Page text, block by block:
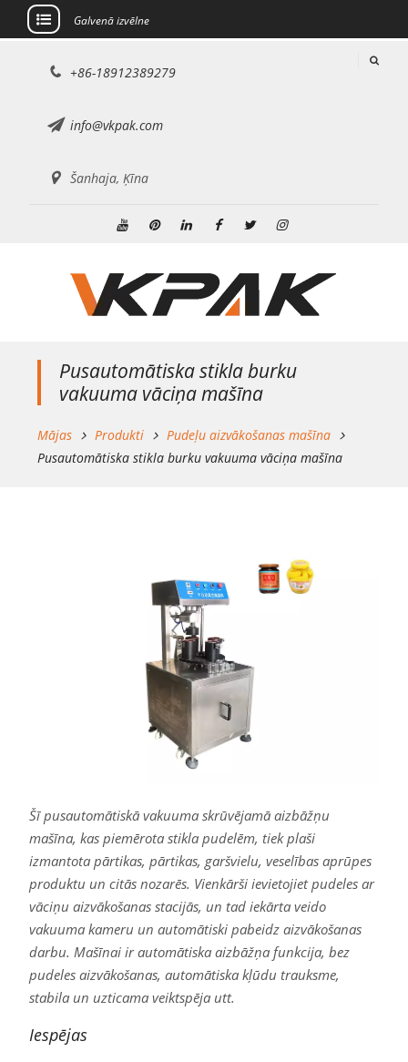
Galvenā izvēlne
+86-18912389279
info@vkpak.com
Šanhaja, Ķīna
Pusautomātiska stikla burku
vakuuma vāciņa mašīna
Mājas Produkti
Pudeļu aizvākošanas mašīna
Pusautomātiska stikla burku vakuuma vāciņa mašīna
Šī pusautomātiskā vakuuma skrūvējamā aizbāžņu
mašīna, kas piemērota stikla pudelēm, tiek plaši
izmantota pārtikas, pārtikas, garšvielu, veselības aprūpes
produktu un citās nozarēs. Vienkārši ievietojiet pudeles ar
vāciņu aizvākošanas stacijās, un tad iekārta veido
vakuuma kameru un automātiski pabeidz aizvākošanas
darbu. Mašīnai ir automātiska aizbāžņa funkcija, bez
pudeles aizvākošanas, automātiska kļūdu trauksme,
stabila un uzticama veiktspēja utt.
Iespējas